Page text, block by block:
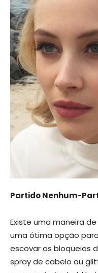
Partido Nenhum-
Existe uma maneira
uma ótima opção
escovar os bloqueios
spray de cabelo ou